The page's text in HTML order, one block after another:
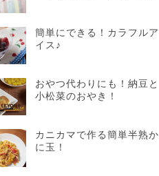
簡単にできる！カラフルア
イス♪
おやつ代わりにも！納豆と
小松菜のおやき！
カニカマで作る簡単半熟か
に玉！